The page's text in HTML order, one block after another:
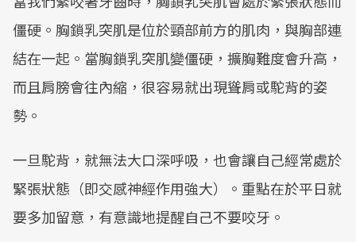
僵硬。胸鎖乳突肌是位於頸部前方的肌肉，與胸部連
結在一起。當胸鎖乳突肌變僵硬，擴胸難度會升高，
而且肩膀會往內縮，很容易就出現聳肩或駝背的姿
勢。
一旦駝背，就無法大口深呼吸，也會讓自己經常處於
緊張狀態（即交感神經作用強大）。重點在於平日就
要多加留意，有意識地提醒自己不要咬牙。